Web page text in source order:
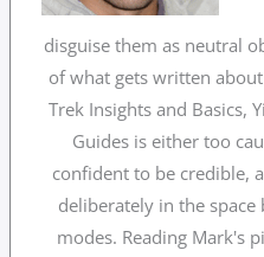
disguise them as neutral
of what gets written
Trek Insights and Basics,
Guides is either too
confident to be credible,
deliberately in the
modes. Reading Mark's